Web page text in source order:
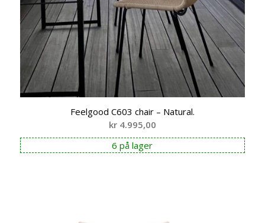
Feelgood C603 chair – Natural.
kr4.995,00
6 på lager